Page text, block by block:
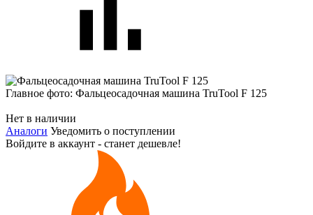
Главное фото: Фальцеосадочная машина TruTool F 125
Нет в наличии
Аналоги Уведомить о поступлении
Войдите в аккаунт - станет дешевле!